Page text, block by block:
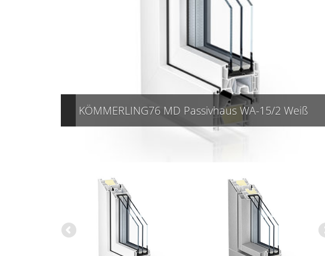
KÖMMERLING76 MD Passivhaus WA-15/2 Weiß